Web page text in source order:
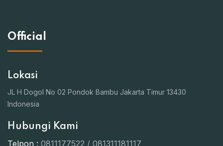
Official
Lokasi
JL H Dogol No 02 Pondok Bambu Jakarta Timur 13430
Indonesia
Hubungi Kami
Telpon : 0811177522 / 081311181117